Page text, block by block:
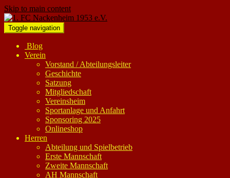
Skip to main content
Toggle navigation
Blog
Verein
Vorstand / Abteilungsleiter
Geschichte
Satzung
Mitgliedschaft
Vereinsheim
Sportanlage und Anfahrt
Sponsoring 2025
Onlineshop
Herren
Abteilung und Spielbetrieb
Erste Mannschaft
Zweite Mannschaft
AH Mannschaft